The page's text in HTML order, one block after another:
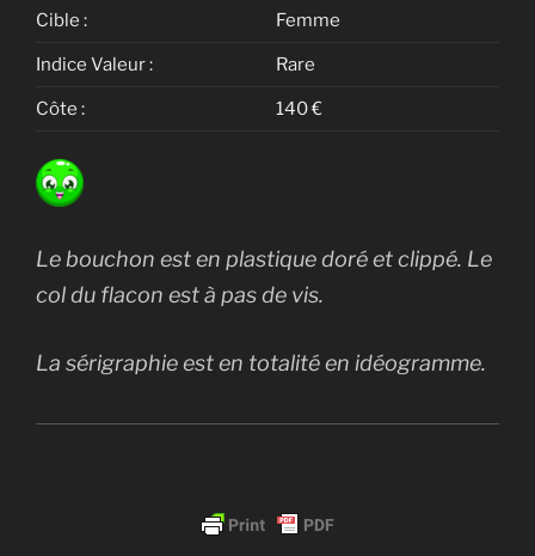
Cible : Femme
Indice Valeur : Rare
Côte : 140 €
Le bouchon est en plastique doré et clippé. Le
col du flacon est à pas de vis.
La sérigraphie est en totalité en idéogramme.